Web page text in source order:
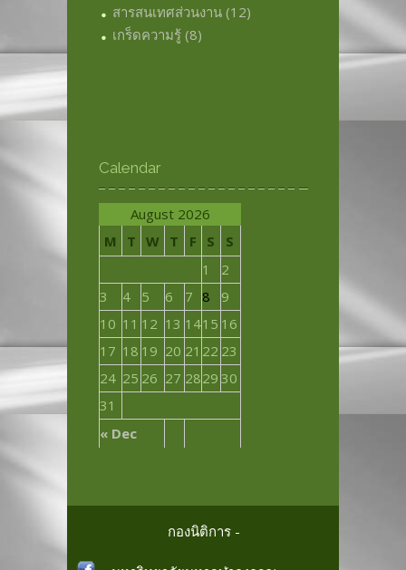
สารสนเทศส่วนงาน (12)
เกร็ดความรู้ (8)
Calendar
August 2026
M
T W T F S S
« Dec
1
2
3
4 5 6 7 8
9
10 11 12 13 1415 16
17 18 19 20 21 22 23
24 25 26 27 2829 30
31
กองนิติการ -